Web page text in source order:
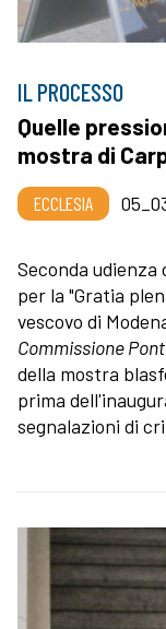
IL PROCESSO
Quelle
mostra di
ECCLESIA
Seconda udienza
per la "Gratia
vescovo di
Commissione
della mostra
prima
segnalazioni di